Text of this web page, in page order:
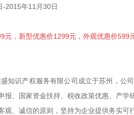
-2015年11月30日
元，新型优惠价1299元，外观优惠价599
知识产权服务有限公司成立于苏州，公
报、国家资金扶持、税收政策优惠、产
、诚信的原则，坚持为企业提供务实可